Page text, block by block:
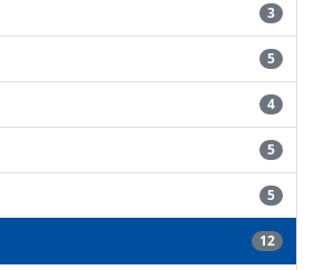
3
5
4
5
5
12